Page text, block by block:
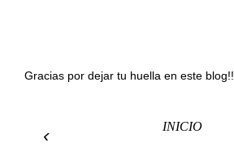
Gracias por dejar tu huella en este blog!!
‹ INICIO